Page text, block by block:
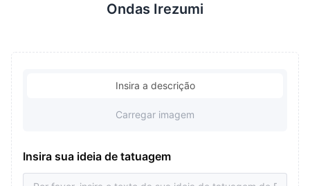
Ondas Irezumi
Insira a descrição
Carregar imagem
Insira sua ideia de tatuagem